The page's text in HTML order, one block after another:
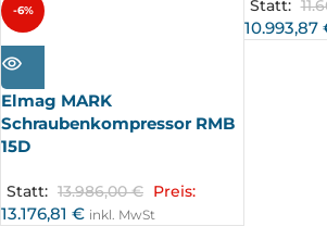
-6%
AUSV
ERKA
Elmag MARK
Schraubenkompressor RMB
15D
Statt: 13.986,00€ Preis:
13.176,81 € inkl. MwSt
Statt:
10.993,87